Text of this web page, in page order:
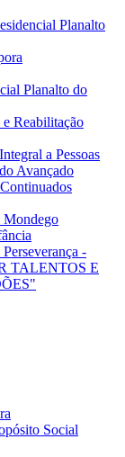
Planalto
Planalto do
Reabilitação
a Pessoas
Avançado
Mondego
-
TALENTOS E
Social